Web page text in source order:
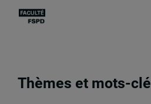
Thèmes et mots-